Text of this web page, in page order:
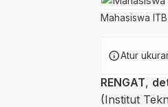
Mahasiswa
infoAtur
RENGAT,
(Institut